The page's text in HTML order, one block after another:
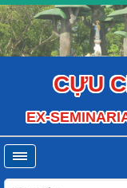
CỰU
EX-